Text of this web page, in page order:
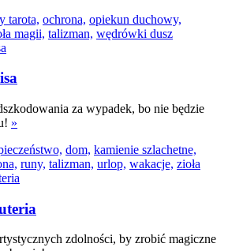
tarota, ochrona, opiekun duchowy,
magii, talizman, wędrówki dusz
za wypadek, bo nie będzie
»
dom, kamienie szlachetne,
runy, talizman, urlop, wakacje, zioła
zdolności, by zrobić magiczne